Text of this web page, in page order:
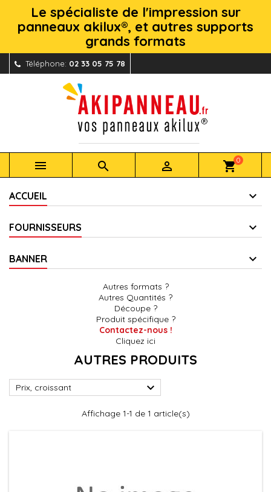
Le spécialiste de l'impression sur
panneaux akilux®, et autres supports
grands formats
Téléphone: 02 33 05 75 78
   shopping_cart0
ACCUEIL
FOURNISSEURS
BANNER
Autres formats ?
Autres Quantités ?
Découpe ?
Produit spécifique ?
Contactez-nous !
Cliquez ici
AUTRES PRODUITS
Prix, croissant 
Affichage 1-1 de 1 article(s)